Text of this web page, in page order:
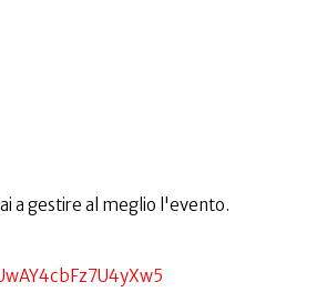
a gestire al meglio l'evento.